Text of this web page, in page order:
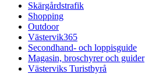
Skärgårdstrafik
Shopping
Outdoor
Västervik365
Secondhand- och loppisguide
Magasin, broschyrer och guider
Västerviks Turistbyrå